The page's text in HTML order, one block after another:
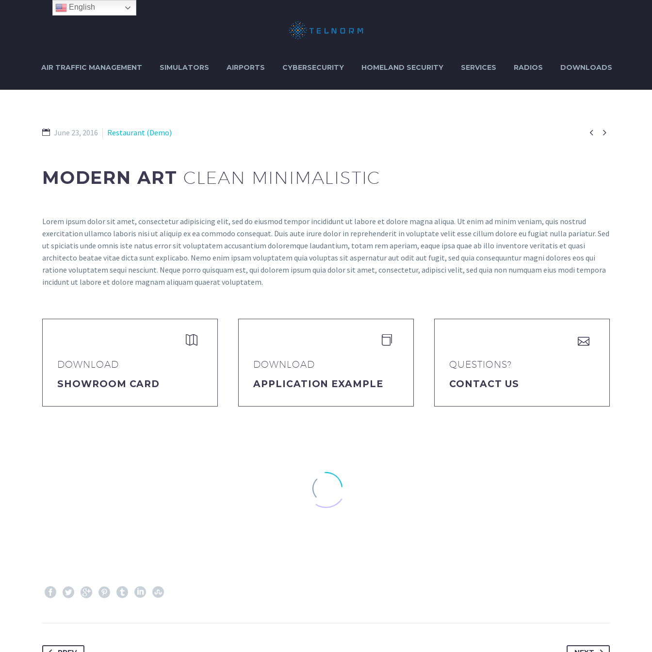
AIR TRAFFIC MANAGEMENT SIMULATORS AIRPORTS CYBERSECURITY HOMELAND SECURITY SERVICES RADIOS DOWNLOADS
 
June 23, 2016 Restaurant (Demo)
MODERN ART CLEAN MINIMALISTIC
Lorem ipsum dolor sit amet, consectetur adipisicing elit, sed do eiusmod tempor incididunt ut labore et dolore magna aliqua. Ut enim ad minim veniam, quis nostrud
exercitation ullamco laboris nisi ut aliquip ex ea commodo consequat. Duis aute irure dolor in reprehenderit in voluptate velit esse cillum dolore eu fugiat nulla pariatur. Sed
ut spiciatis unde omnis iste natus error sit voluptatem accusantium doloremque laudantium, totam rem aperiam, eaque ipsa quae ab illo inventore veritatis et quasi
architecto beatae vitae dicta sunt explicabo. Nemo enim ipsam voluptatem quia voluptas sit aspernatur aut odit aut fugit, sed quia consequuntur magni dolores eos qui
ratione voluptatem sequi nesciunt. Neque porro quisquam est, qui dolorem ipsum quia dolor sit amet, consectetur, adipisci velit, sed quia non numquam eius modi tempora
incidunt ut labore et dolore magnam aliquam quaerat voluptatem.


DOWNLOAD
SHOWROOM CARD


DOWNLOAD
APPLICATION EXAMPLE


QUESTIONS?
CONTACT US
English